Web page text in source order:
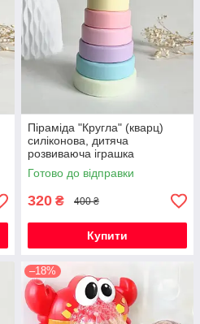
Піраміда "Кругла" (кварц)
силіконова, дитяча
розвиваюча іграшка
сенсорна
Готово до відправки
320 ₴ 400 ₴
Купити
–18%